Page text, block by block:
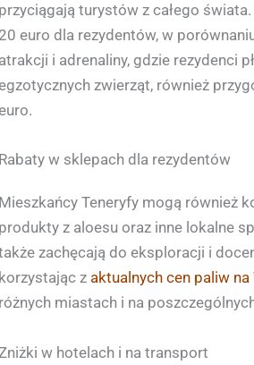
przyciągają turystów z całego świata.
20 euro dla rezydentów, w
atrakcji i adrenaliny, gdzie rezydenci
zwierząt, również
Rabaty w sklepach dla rezydentów
Mieszkańcy Teneryfy mogą również
produkty z aloesu oraz inne lokalne
zachęcają do eksploracji i
korzystając z aktualnych cen paliw
różnych miastach i na
Zniżki w hotelach i na transport